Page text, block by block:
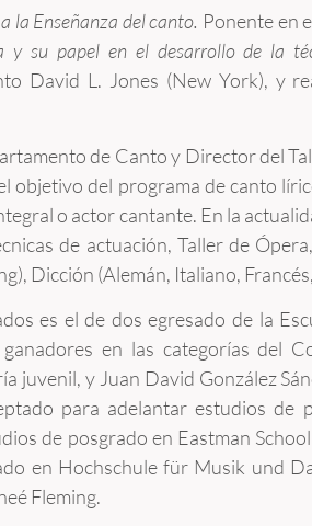
la Enseñanza del canto. Ponente en
y su papel en el desarrollo de la
David L. Jones (New York), y
de Canto y Director del
objetivo del programa de canto
o actor cantante. En la
de actuación, Taller de
Dicción (Alemán, Italiano,
es el de dos egresado de la
en las categorías del
juvenil, y Juan David González
para adelantar estudios de
de posgrado en Eastman
en Hochschule für Musik und
Fleming.